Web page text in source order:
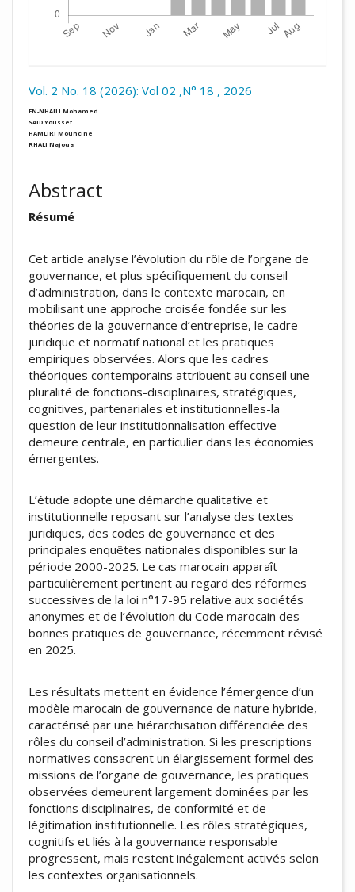
Vol. 2 No. 18 (2026): Vol 02 ,N° 18 , 2026
EN-NHAILI Mohamed
SAID Youssef
HAMLIRI Mouhcine
RHALI Najoua
Abstract
Résumé
Cet article analyse l’évolution du rôle de l’organe de
gouvernance, et plus spécifiquement du conseil
d’administration, dans le contexte marocain, en
mobilisant une approche croisée fondée sur les
théories de la gouvernance d’entreprise, le cadre
juridique et normatif national et les pratiques
empiriques observées. Alors que les cadres
théoriques contemporains attribuent au conseil une
pluralité de fonctions-disciplinaires, stratégiques,
cognitives, partenariales et institutionnelles-la
question de leur institutionnalisation effective
demeure centrale, en particulier dans les économies
émergentes.
L’étude adopte une démarche qualitative et
institutionnelle reposant sur l’analyse des textes
juridiques, des codes de gouvernance et des
principales enquêtes nationales disponibles sur la
période 2000-2025. Le cas marocain apparaît
particulièrement pertinent au regard des réformes
successives de la loi n°17-95 relative aux sociétés
anonymes et de l’évolution du Code marocain des
bonnes pratiques de gouvernance, récemment révisé
en 2025.
Les résultats mettent en évidence l’émergence d’un
modèle marocain de gouvernance de nature hybride,
caractérisé par une hiérarchisation différenciée des
rôles du conseil d’administration. Si les prescriptions
normatives consacrent un élargissement formel des
missions de l’organe de gouvernance, les pratiques
observées demeurent largement dominées par les
fonctions disciplinaires, de conformité et de
légitimation institutionnelle. Les rôles stratégiques,
cognitifs et liés à la gouvernance responsable
progressent, mais restent inégalement activés selon
les contextes organisationnels.